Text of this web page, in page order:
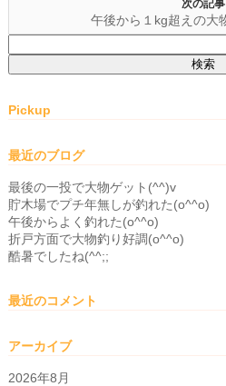
次の記事
索:
Pickup
最近のブログ
最後の一投で大物ゲット(^^)v
貯木場でプチ年無しが釣れた(o^^o)
午後からよく釣れた(o^^o)
折戸方面で大物釣り好調(o^^o)
酷暑でしたね(^^;;
最近のコメント
アーカイブ
2026年8月